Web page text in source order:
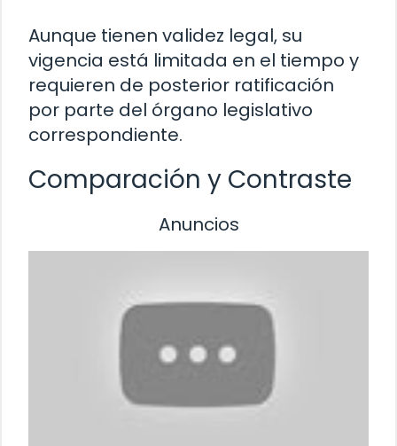
Aunque tienen validez legal, su
vigencia está limitada en el tiempo y
requieren de posterior ratificación
por parte del órgano legislativo
correspondiente.
Comparación y Contraste
Anuncios